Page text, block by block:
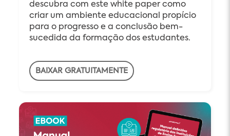
descubra com este white paper como
criar um ambiente educacional propício
para o progresso e a conclusão bem-
sucedida da formação dos estudantes.
BAIXAR GRATUITAMENTE